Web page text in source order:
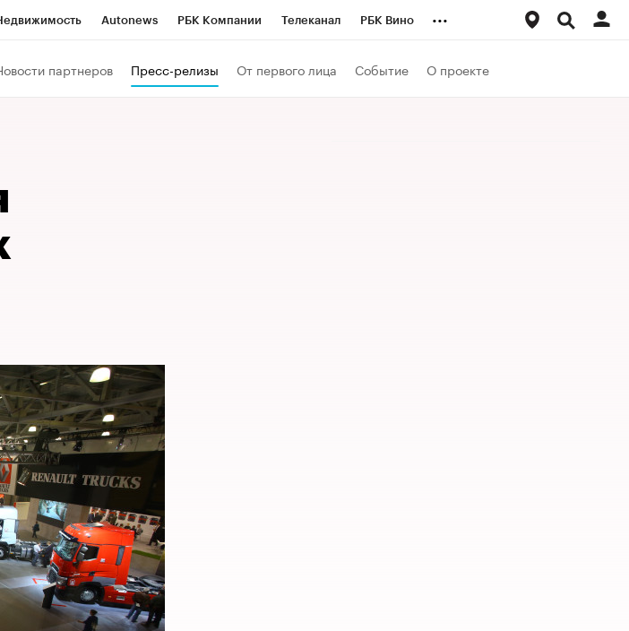
Autonews РБК Компании Телеканал РБК Вино ...
партнеров Пресс-релизы От первого лица Событие О проекте